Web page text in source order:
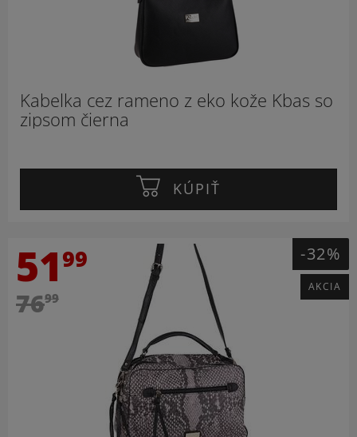
Kabelka cez rameno z eko kože Kbas so
zipsom čierna
KÚPIŤ
5199
7699
-32%
AKCIA